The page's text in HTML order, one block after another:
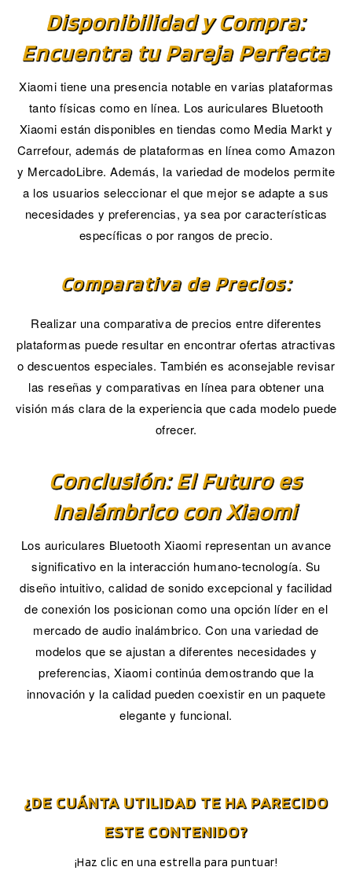
Disponibilidad y Compra:
Encuentra tu Pareja Perfecta
Xiaomi tiene una presencia notable en varias plataformas
tanto físicas como en línea. Los auriculares Bluetooth
Xiaomi están disponibles en tiendas como Media Markt y
Carrefour, además de plataformas en línea como Amazon
y MercadoLibre. Además, la variedad de modelos permite
a los usuarios seleccionar el que mejor se adapte a sus
necesidades y preferencias, ya sea por características
específicas o por rangos de precio.
Comparativa de Precios:
Realizar una comparativa de precios entre diferentes
plataformas puede resultar en encontrar ofertas atractivas
o descuentos especiales. También es aconsejable revisar
las reseñas y comparativas en línea para obtener una
visión más clara de la experiencia que cada modelo puede
ofrecer.
Conclusión: El Futuro es
Inalámbrico con Xiaomi
Los auriculares Bluetooth Xiaomi representan un avance
significativo en la interacción humano-tecnología. Su
diseño intuitivo, calidad de sonido excepcional y facilidad
de conexión los posicionan como una opción líder en el
mercado de audio inalámbrico. Con una variedad de
modelos que se ajustan a diferentes necesidades y
preferencias, Xiaomi continúa demostrando que la
innovación y la calidad pueden coexistir en un paquete
elegante y funcional.
¿DE CUÁNTA UTILIDAD TE HA PARECIDO
ESTE CONTENIDO?
¡Haz clic en una estrella para puntuar!